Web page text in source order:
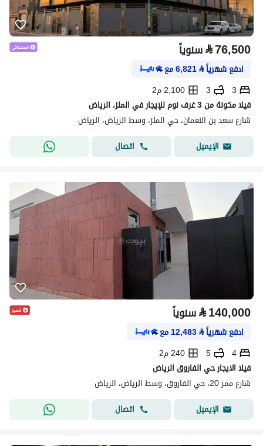
⃁76,500 سنوياً
ادفع شهرياً⃁
6,821مع
3
3
2,100 م2
فيلا مكونة من 3 غرف نوم للإيجار في الملز، الرياض
شارع سعد بن النعمان، حي الملز، وسط الرياض، الرياض
الإيميل
اتصال
⃁140,000 سنوياً
ادفع شهرياً⃁
12,483مع
4
5
240 م2
فيلا الايجار حي الفاروق الرياض
شارع ممر 20، حي الفاروق، وسط الرياض، الرياض
الإيميل
اتصال